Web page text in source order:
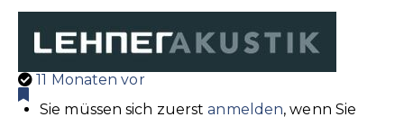
11 Monaten vor
Sie müssen sich zuerstanmelden, wenn Sie